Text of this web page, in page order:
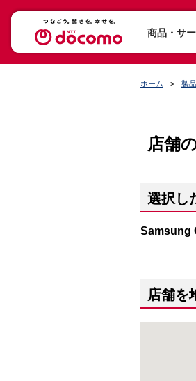
商品・サ
ホーム 製品
店舗
選択し
Samsung
店舗を